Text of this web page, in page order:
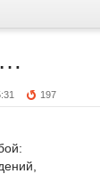
197